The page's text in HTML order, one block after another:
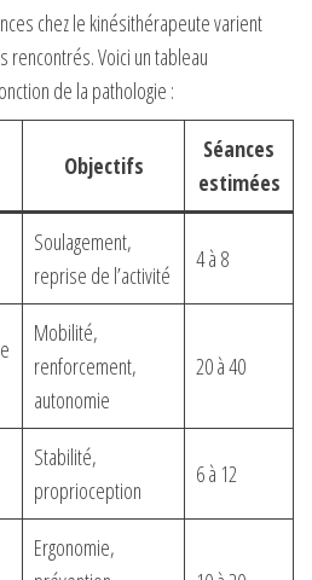
chez le kinésithérapeute varient
Voici un tableau
de la pathologie :
Objectifs
Séances
estimées
Soulagement,
reprise de l’activité
4 à 8
Mobilité,
renforcement,
autonomie
20 à 40
Stabilité,
proprioception
6 à 12
Ergonomie,